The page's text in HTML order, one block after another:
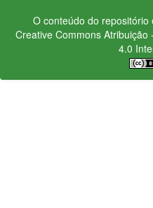
O conteúdo do
Creative CommonsAtribuição
4.0